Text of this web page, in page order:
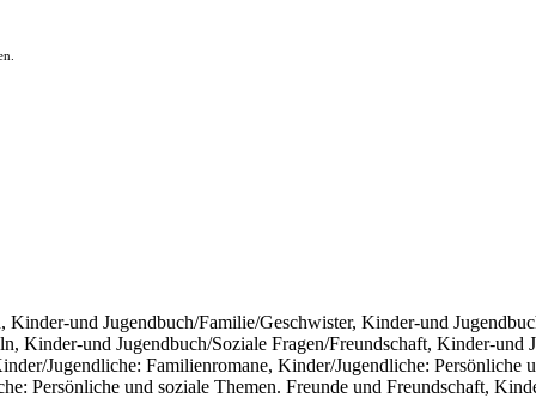
und Jugendbuch/Familie/Geschwister, Kinder-und
Kinder-und Jugendbuch/Soziale Fragen/Freundschaft, Kinder-
Jugendliche: Familienromane, Kinder/Jugendliche:
Persönliche und soziale Themen. Freunde und Freundschaft,